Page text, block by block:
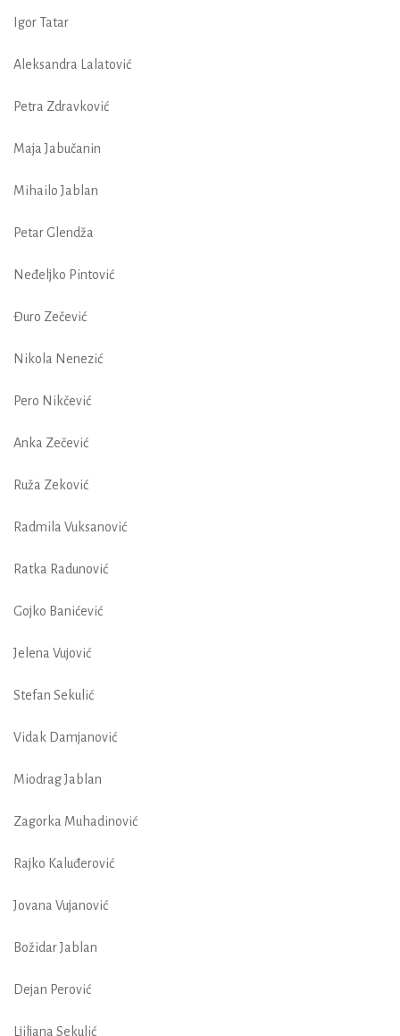
Igor Tatar
Aleksandra Lalatović
Petra Zdravković
Maja Jabučanin
Mihailo Jablan
Petar Glendža
Neđeljko Pintović
Đuro Zečević
Nikola Nenezić
Pero Nikčević
Anka Zečević
Ruža Zeković
Radmila Vuksanović
Ratka Radunović
Gojko Banićević
Jelena Vujović
Stefan Sekulić
Vidak Damjanović
Miodrag Jablan
Zagorka Muhadinović
Rajko Kaluđerović
Jovana Vujanović
Božidar Jablan
Dejan Perović
Ljiljana Sekulić